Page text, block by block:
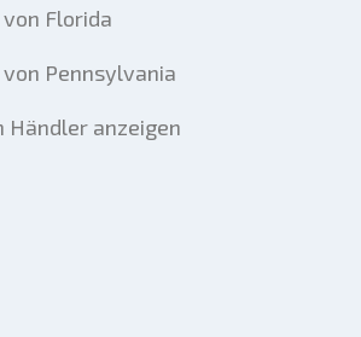
Florida
Pennsylvania
Händler anzeigen